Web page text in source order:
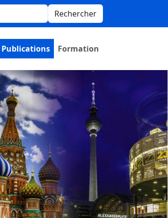
Publications Formation